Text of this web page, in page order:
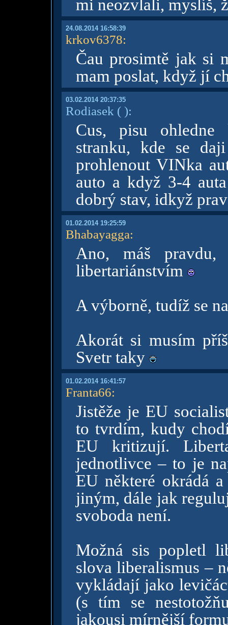
mi neozvlali, myslíš,
24.08.2014 16:58:39
krkov6378:
Čau prosimtě jak si
mam poslat, když jí
03.02.2014 20:37:35
Rodiasek ( ):
Cus, pisu ohledne
stranku, kde se
prohlenout VINka
auto a když 3-4
dobrý stav, idkyž
01.02.2014 19:25:59
Bhabayagga:
Ano, máš
libertariánstvím
A výborně, tudíž se
Akorát si musím
Svetr taky
01.02.2014 16:41:57
Franta66:
Jistěže je EU
to tvrdím, kudy
EU kritizují.
jednotlivce – to je
EU některé okrádá
jiným, dále jak
svoboda není.
Možná sis popletl
slova liberalismus –
vykládají jako
(s tím se
jakousi mírnější